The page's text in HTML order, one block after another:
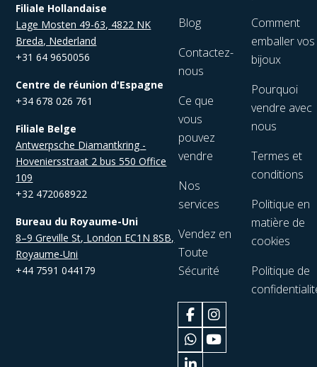
Filiale Hollandaise
Lage Mosten 49-63, 4822 NK
Breda, Nederland
+31 64 9650056
Centre de réunion d'Espagne
+34 678 026 761
Filiale Belge
Antwerpsche Diamantkring -
Hoveniersstraat 2 bus 550 Office
109
+32 472068922
Bureau du Royaume-Uni
8–9 Greville St, London EC1N 8SB,
Royaume-Uni
+44 7591 044179
Blog
Contactez-
nous
Ce que
vous
pouvez
vendre
Nos
services
Vendez en
Toute
Sécurité
Comment
emballer vos
bijoux
Pourquoi
vendre avec
nous
Termes et
conditions
Politique en
matière de
cookies
Politique de